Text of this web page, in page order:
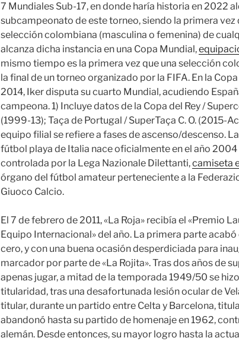
7 Mundiales Sub-17, en donde haría historia en 2022
subcampeonato de este torneo, siendo la primera vez
selección colombiana (masculina o femenina) de
alcanza dicha instancia en una Copa Mundial,
mismo tiempo es la primera vez que una selección
la final de un torneo organizado por la FIFA. En la
2014, Iker disputa su cuarto Mundial, acudiendo
campeona. 1) Incluye datos de la Copa del Rey /
(1999-13); Taça de Portugal / SuperTaça C. O. (2015-
equipo filial se refiere a fases de ascenso/descenso.
fútbol playa de Italia nace oficialmente en el año 2004
controlada por la Lega Nazionale Dilettanti,camiseta
órgano del fútbol amateur perteneciente a la
Giuoco Calcio.
El 7 de febrero de 2011, «La Roja» recibía el «Premio
Equipo Internacional» del año. La primera parte
cero, y con una buena ocasión desperdiciada para
marcador por parte de «La Rojita». Tras dos años de
apenas jugar, a mitad de la temporada 1949/50 se
titularidad, tras una desafortunada lesión ocular de
titular, durante un partido entre Celta y Barcelona,
abandonó hasta su partido de homenaje en 1962,
alemán. Desde entonces, su mayor logro hasta la